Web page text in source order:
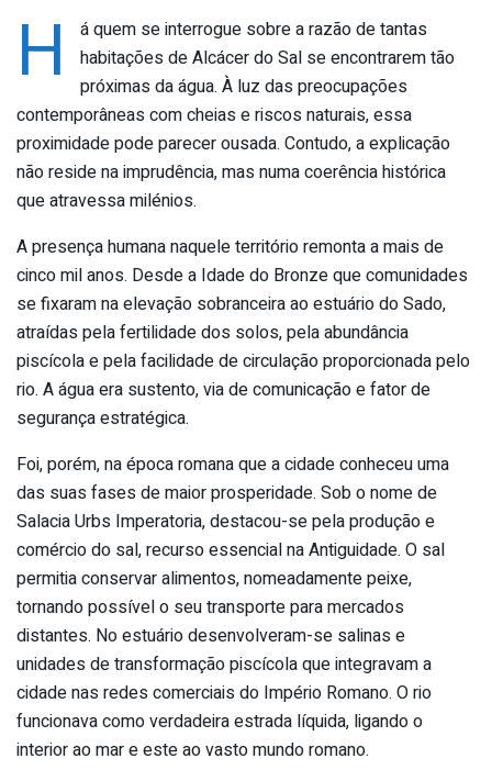
H
á quem se interrogue sobre a razão de tantas
habitações de Alcácer do Sal se encontrarem tão
próximas da água. À luz das preocupações
contemporâneas com cheias e riscos naturais, essa
proximidade pode parecer ousada. Contudo, a explicação
não reside na imprudência, mas numa coerência histórica
que atravessa milénios.
A presença humana naquele território remonta a mais de
cinco mil anos. Desde a Idade do Bronze que comunidades
se fixaram na elevação sobranceira ao estuário do Sado,
atraídas pela fertilidade dos solos, pela abundância
piscícola e pela facilidade de circulação proporcionada pelo
rio. A água era sustento, via de comunicação e fator de
segurança estratégica.
Foi, porém, na época romana que a cidade conheceu uma
das suas fases de maior prosperidade. Sob o nome de
Salacia Urbs Imperatoria, destacou-se pela produção e
comércio do sal, recurso essencial na Antiguidade. O sal
permitia conservar alimentos, nomeadamente peixe,
tornando possível o seu transporte para mercados
distantes. No estuário desenvolveram-se salinas e
unidades de transformação piscícola que integravam a
cidade nas redes comerciais do Império Romano. O rio
funcionava como verdadeira estrada líquida, ligando o
interior ao mar e este ao vasto mundo romano.